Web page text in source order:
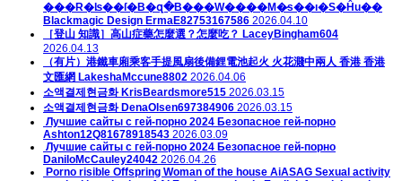
���R�ʪ��ſ�B�զ�B���W����M�̷s��ı�S�Ĥu��
Blackmagic Design ErmaE82753167586 2026.04.10
［登山 知識］高山症藥怎麼選？怎麼吃？ LaceyBingham604
2026.04.13
（有片）港鐵車廂乘客手提風扇後備鋰電池起火 火花濺中兩人 香港 香港
文匯網 LakeshaMccune8802 2026.04.06
소액결제현금화 KrisBeardsmore515 2026.03.15
소액결제현금화 DenaOlsen697384906 2026.03.15
️‍ Лучшие сайты с гей-порно 2024 Безопасное гей-порно
Ashton12Q81678918543 2026.03.09
️‍ Лучшие сайты с гей-порно 2024 Безопасное гей-порно
DaniloMcCauley24042 2026.04.26
️ Porno risible Offspring Woman of the house AiASAG Sexual activity